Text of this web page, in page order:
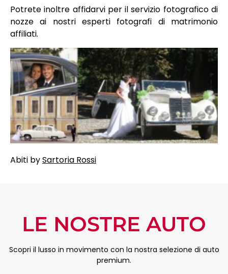
Potrete inoltre affidarvi per il servizio fotografico di
nozze ai nostri esperti fotografi di matrimonio
affiliati.
Abiti bySartoria Rossi
LE NOSTRE AUTO
Scopri il lusso in movimento con la nostra selezione di auto
premium.